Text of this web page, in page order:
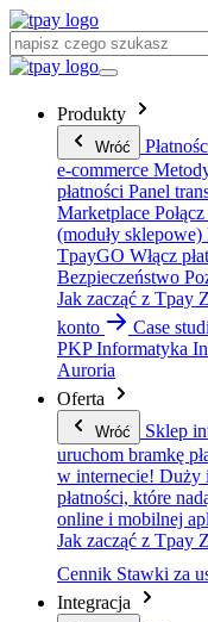
Produkty
Wróć
e-commerce
płatności Panel
Marketplace
(moduły sklepowe)
TpayGO Włącz
Bezpieczeństwo
Jak zacząć z Tpay
konto
Case
PKP Informatyka
Auroria
Oferta
Wróć Sklep
uruchom bramkę
w internecie! Duży
płatności, które
online i mobilnej
Jak zacząć z Tpay
Cennik Stawki za
Integracja